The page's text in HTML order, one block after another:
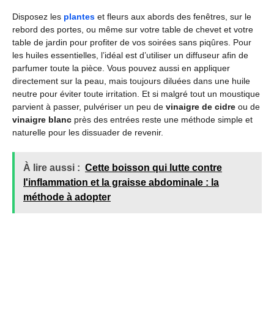
Disposez les plantes et fleurs aux abords des fenêtres, sur le
rebord des portes, ou même sur votre table de chevet et votre
table de jardin pour profiter de vos soirées sans piqûres. Pour
les huiles essentielles, l’idéal est d’utiliser un diffuseur afin de
parfumer toute la pièce. Vous pouvez aussi en appliquer
directement sur la peau, mais toujours diluées dans une huile
neutre pour éviter toute irritation. Et si malgré tout un moustique
parvient à passer, pulvériser un peu de vinaigre de cidre ou de
vinaigre blanc près des entrées reste une méthode simple et
naturelle pour les dissuader de revenir.
À lire aussi : Cette boisson qui lutte contre
l'inflammation et la graisse abdominale : la
méthode à adopter